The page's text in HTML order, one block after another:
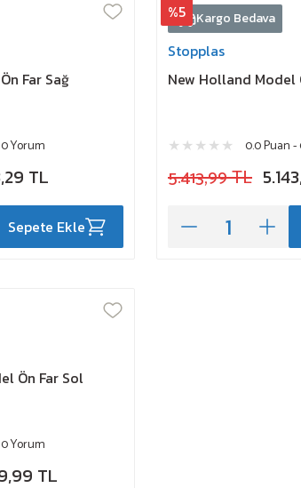
Far Sağ
Yorum
TL
Sepete Ekle
%5 Kargo Bedava
Stopplas
New Holland Model
0.0 Puan
5.413,99 TL
Ön Far Sol
Yorum
TL